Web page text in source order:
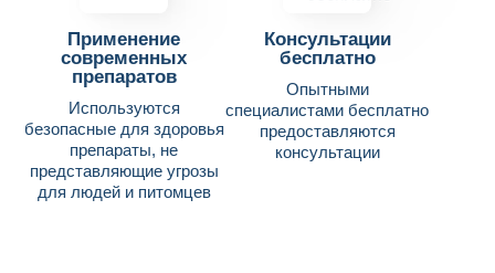
Применение
современных
препаратов
Используются
безопасные для здоровья
препараты, не
представляющие угрозы
для людей и питомцев
Консультации
бесплатно
Опытными
специалистами бесплатно
предоставляются
консультации